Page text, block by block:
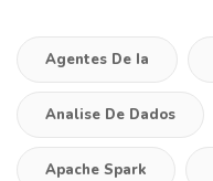
Agentes De Ia
Analise De Dados
Apache Spark